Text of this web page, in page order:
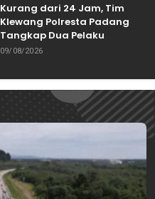
Kurang dari 24 Jam, Tim
Klewang Polresta Padang
Tangkap Dua Pelaku
Curanmor
09/08/2026